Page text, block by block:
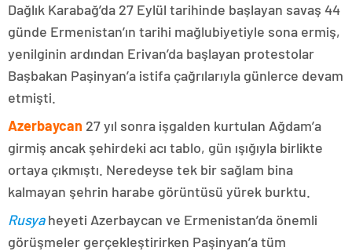
Dağlık Karabağ’da 27 Eylül tarihinde başlayan savaş 44
günde Ermenistan’ın tarihi mağlubiyetiyle sona ermiş,
yenilginin ardından Erivan’da başlayan protestolar
Başbakan Paşinyan’a istifa çağrılarıyla günlerce devam
etmişti.
Azerbaycan 27 yıl sonra işgalden kurtulan Ağdam’a
girmiş ancak şehirdeki acı tablo, gün ışığıyla birlikte
ortaya çıkmıştı. Neredeyse tek bir sağlam bina
kalmayan şehrin harabe görüntüsü yürek burktu.
Rusyaheyeti Azerbaycan ve Ermenistan’da önemli
görüşmeler gerçekleştirirken Paşinyan’a tüm